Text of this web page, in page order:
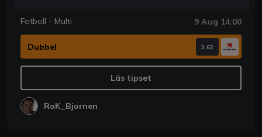
Fotboll - Multi 9 Aug 14:00
Dubbel 3.62
Läs tipset
RoK_Bjornen